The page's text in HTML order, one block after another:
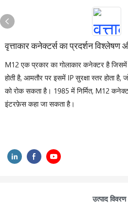
वृत्ताकार कनेक्टर्स का प्रदर्शन विश्लेषण
M12 एक प्रकार का गोलाकार कनेक्टर है
होती है, आमतौर पर इसमें IP सुरक्षा स्तर होता
को रोक सकता है। 1985 में निर्मित, M12 कनेक्टर
इंटरफ़ेस कहा जा सकता है।
उत्पाद विवरण